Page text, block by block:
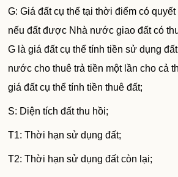
G: Giá đất cụ thể tại thời điểm có
nếu đất được Nhà nước giao đất có
G là giá đất cụ thể tính tiền sử dụng
nước cho thuê trả tiền một lần cho cả
giá đất cụ thể tính tiền thuê đất;
S: Diện tích đất thu hồi;
T1: Thời hạn sử dụng đất;
T2: Thời hạn sử dụng đất còn lại;